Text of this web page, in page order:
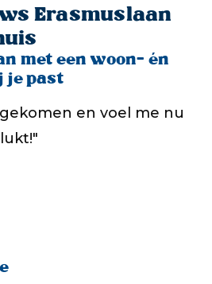
Erasmuslaan
met een woon- én
je past
en voel me nu